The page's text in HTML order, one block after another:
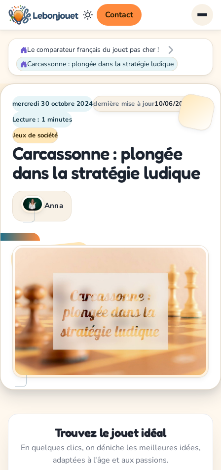
Contact
Le comparateur français du jouet pas cher !
Carcassonne : plongée dans la stratégie ludique
mercredi 30 octobre 2024dernière mise à jour10/06/2026
Lecture : 1 minutes
Jeux de société
Carcassonne : plongée
dans la stratégie ludique
Anna
Trouvez le jouet idéal
En quelques clics, on déniche les meilleures idées,
adaptées à l'âge et aux passions.